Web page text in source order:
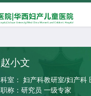
赵小文
科室：
职称： 研究员 一级专家